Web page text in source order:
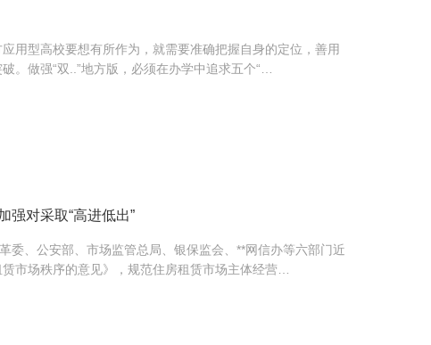
用型高校要想有所作为，就需要准确把握自身的定位，善用
。做强“双..”地方版，必须在办学中追求五个“…
强对采取“高进低出”
委、公安部、市场监管总局、银保监会、**网信办等六部门近
市场秩序的意见》，规范住房租赁市场主体经营…